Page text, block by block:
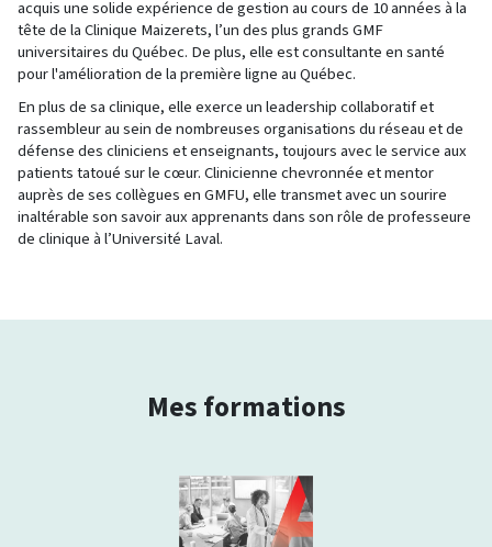
acquis une solide expérience de gestion au cours de 10 années à la
tête de la Clinique Maizerets, l’un des plus grands GMF
universitaires du Québec. De plus, elle est consultante en santé
pour l'amélioration de la première ligne au Québec.
En plus de sa clinique, elle exerce un leadership collaboratif et
rassembleur au sein de nombreuses organisations du réseau et de
défense des cliniciens et enseignants, toujours avec le service aux
patients tatoué sur le cœur. Clinicienne chevronnée et mentor
auprès de ses collègues en GMFU, elle transmet avec un sourire
inaltérable son savoir aux apprenants dans son rôle de professeure
de clinique à l’Université Laval.
Mes formations